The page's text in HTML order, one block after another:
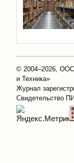
© 2004–2026,
и Техника»
Журнал
Свидетельство